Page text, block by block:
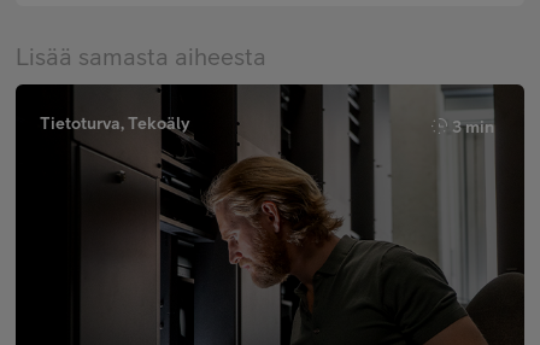
Lisää samasta aiheesta
Tietoturva, Tekoäly 3 min